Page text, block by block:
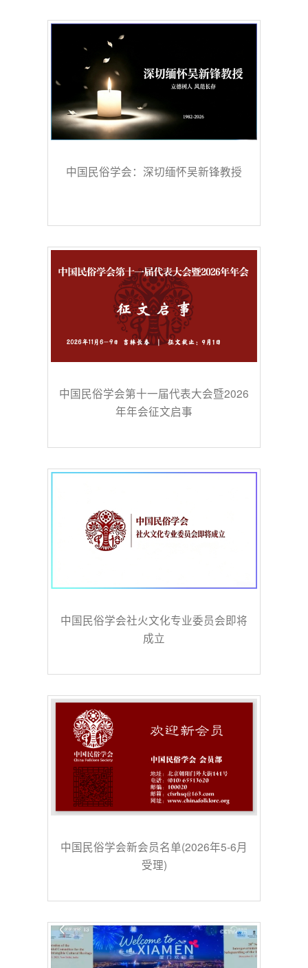
中国民俗学会：深切缅怀吴新锋教授
中国民俗学会第十一届代表大会暨2026
年年会征文启事
中国民俗学会社火文化专业委员会即将
成立
中国民俗学会新会员名单(2026年5-6月
受理)